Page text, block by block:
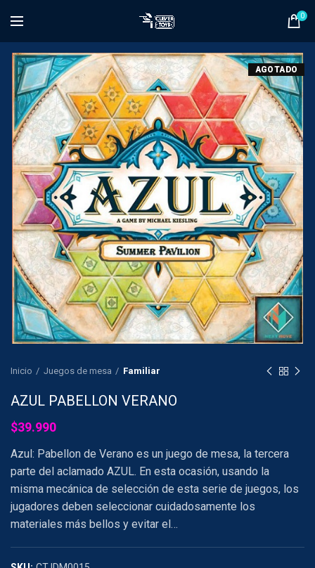
0
AGOTADO
Inicio Juegos de mesa Familiar
AZUL PABELLON VERANO
$39.990
Azul: Pabellon de Verano es un juego de mesa, la tercera
parte del aclamado AZUL. En esta ocasión, usando la
misma mecánica de selección de esta serie de juegos, los
jugadores deben seleccionar cuidadosamente los
materiales más bellos y evitar el…